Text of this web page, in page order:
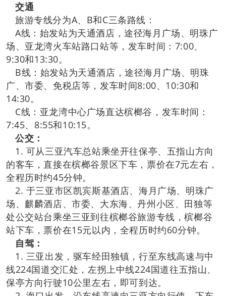
交通
旅游专线分为A、B和C三条路线：
A线：始发站为天通酒店，途径海月广场、明珠广
场、亚龙湾火车站路口站等，发车时间：7:00、
9:30和13:30。
B线：始发站为天通酒店，途径海月广场、明珠
广、市委、免税店等，发车时间8:00、10:30和
14:30。
C线：亚龙湾中心广场直达槟榔谷，发车时间：
7:45、8:55和10:15。
公交：
1. 可从三亚汽车总站乘坐开往保亭、五指山方向
的客车，直接在槟榔谷景区下车，票价在7元左右，
全程历时约45分钟。
2. 于三亚市区凯宾斯基酒店、海月广场、明珠广
场、麒麟酒店、市委、大东海、丹州小区、田独等
处公交站台乘坐三亚到往槟榔谷旅游专线，槟榔谷
站下车，票价在15元以内，全程历时约60分钟。
自驾：
1. 三亚出发，驱车经田独镇，行至东线高速与中
线224国道交汇处，左拐上中线224国道往五指山、
保亭方向行驶10公里左右，即可到达。